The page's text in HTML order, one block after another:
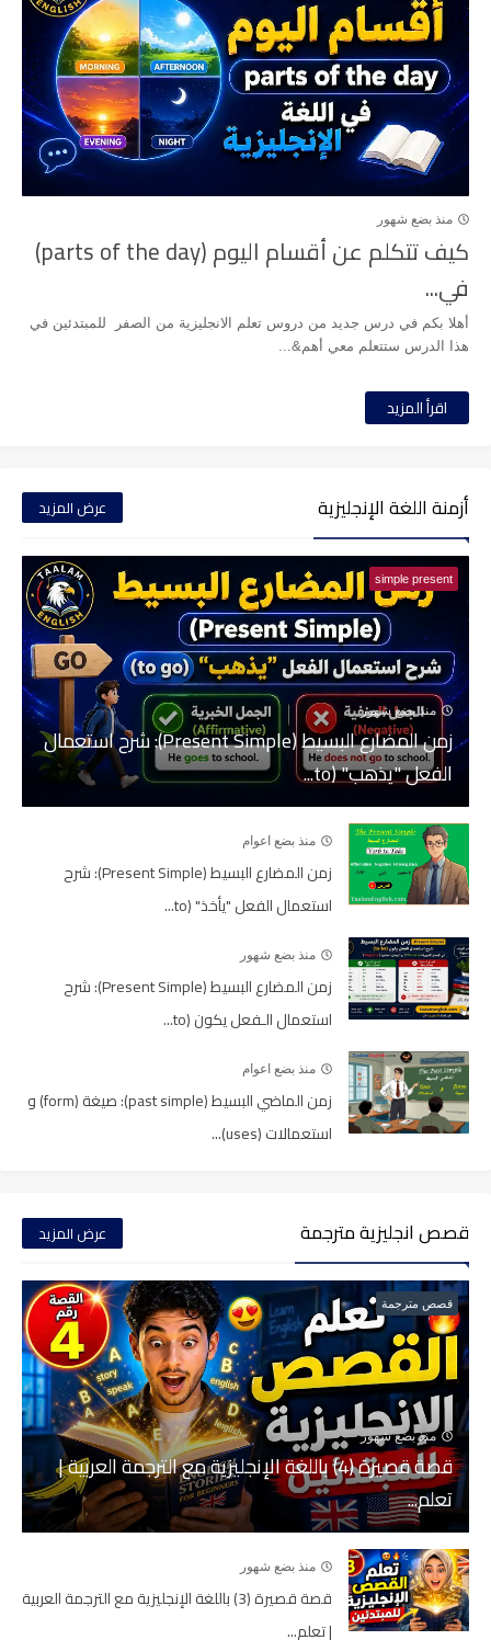
منذ بضع شهور
كيف تتكلم عن أقسام اليوم (parts of the day)
في...
أهلا بكم في درس جديد من دروس تعلم الانجليزية من الصفر للمبتدئين في
هذا الدرس ستتعلم معي أهم&...
اقرأ المزيد
أزمنة اللغة الإنجليزية عرض المزيد
simple present
منذ بضع شهور
زمن المضارع البسيط (Present Simple): شرح استعمال
الفعل "يذهب" (to...
منذ بضع اعوام
زمن المضارع البسيط (Present Simple): شرح
استعمال الفعل "يأخذ" (to...
منذ بضع شهور
زمن المضارع البسيط (Present Simple): شرح
استعمال الـفعل يكون (to...
منذ بضع اعوام
زمن الماضي البسيط (past simple): صيغة (form) و
استعمالات (uses)...
قصص انجليزية مترجمة عرض المزيد
قصص مترجمة
منذ بضع شهور
قصة قصيرة (4) باللغة الإنجليزية مع الترجمة العربية |
تعلم...
منذ بضع شهور
قصة قصيرة (3) باللغة الإنجليزية مع الترجمة العربية
| تعلم...